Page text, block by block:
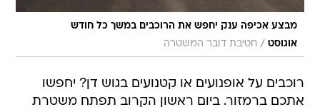
מבצע אכיפה ענק יחפש את הרוכבים במשך כל חודש
אוגוסט / חטיבת דובר המשטרה
רוכבים על אופנועים או קטנועים בגוש דן? יחפשו
אתכם ברמזור. ביום ראשון הקרוב תפתח משטרת